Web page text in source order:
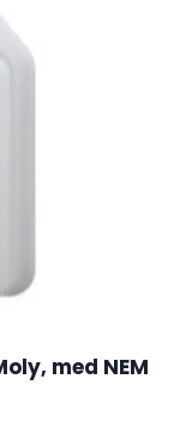
med NEM